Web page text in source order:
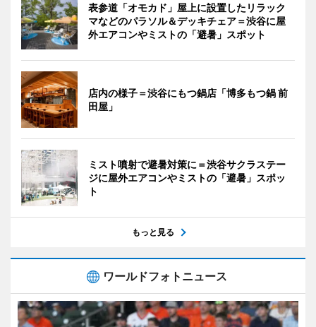
表参道「オモカド」屋上に設置したリラック
マなどのパラソル＆デッキチェア＝渋谷に屋
外エアコンやミストの「避暑」スポット
店内の様子＝渋谷にもつ鍋店「博多もつ鍋 前
田屋」
ミスト噴射で避暑対策に＝渋谷サクラステー
ジに屋外エアコンやミストの「避暑」スポッ
ト
もっと見る
ワールドフォトニュース